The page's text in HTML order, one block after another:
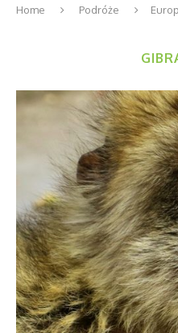
Home Podróże